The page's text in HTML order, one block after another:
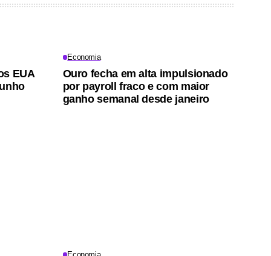
EUA
Economia
Ouro fecha em alta impulsionado
por payroll fraco e com maior
ganho semanal desde janeiro